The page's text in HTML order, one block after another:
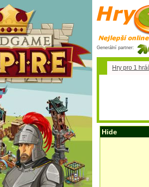
Generální partner:
Hry pro 1
Hide